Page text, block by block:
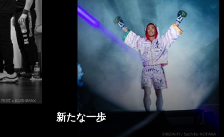
新たな一歩